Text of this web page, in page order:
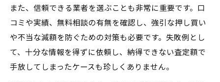
また、信頼できる業者を選ぶことも非常に重要です。口
コミや実績、無料相談の有無を確認し、強引な押し買い
や不当な減額を防ぐための対策も必要です。失敗例とし
て、十分な情報を得ずに依頼し、納得できない査定額で
手放してしまったケースも珍しくありません。